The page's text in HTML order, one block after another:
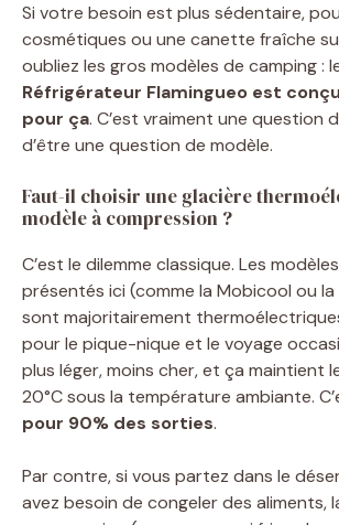
Si votre besoin est plus sédentaire,
cosmétiques ou une canette fraîche
oubliez les gros modèles de camping :
Réfrigérateur Flamingueo est
pour ça. C’est vraiment une question
d’être une question de modèle.
Faut-il choisir une glacière
modèle à compression ?
C’est le dilemme classique. Les modèles
présentés ici (comme la Mobicool ou la
sont majoritairement
pour le pique-nique et le voyage
plus léger, moins cher, et ça maintient
20°C sous la température ambiante.
pour 90% des sorties.
Par contre, si vous partez dans le
avez besoin de congeler des aliments,